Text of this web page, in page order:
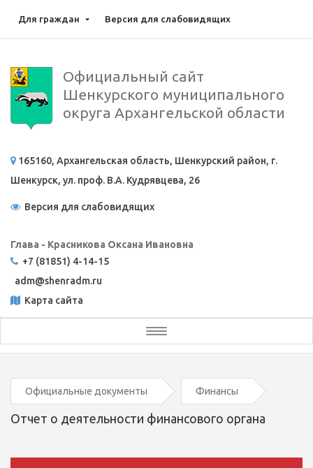
Для граждан Версия для слабовидящих
Официальный сайт
Шенкурского муниципального
округа Архангельской области
165160, Архангельская область, Шенкурский район, г.
Шенкурск, ул. проф. В.А. Кудрявцева, 26
Версия для слабовидящих
Глава - Красникова Оксана Ивановна
+7 (81851) 4-14-15
adm@shenradm.ru
Карта сайта
Toggle
navigation
Официальные документы Финансы
Отчет о деятельности финансового органа